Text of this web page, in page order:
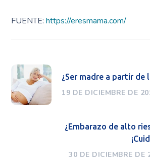
FUENTE:https://eresmama.com/
¿Ser madre a partir de
19 DE DICIEMBRE DE
¿Embarazo de alto
30 DE DICIEMBRE DE